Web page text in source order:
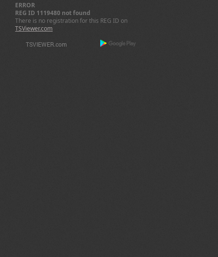
ERROR
REG ID 1119480 not found
There is no registration for this REG ID on
TSViewer.com